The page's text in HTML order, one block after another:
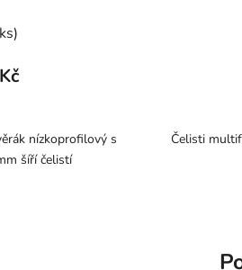
nízkoprofilový s
šíří čelistí
Čelisti